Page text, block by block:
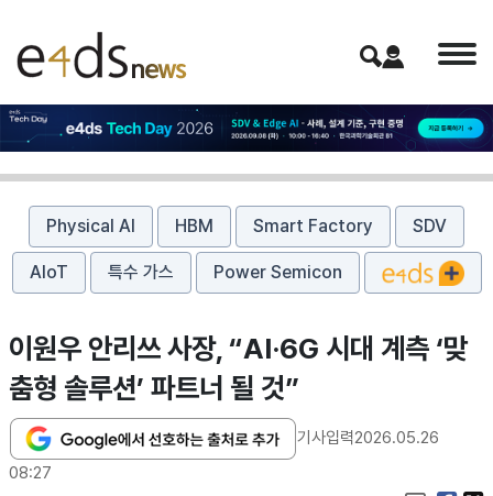
Physical AI HBM Smart Factory SDV
AIoT 특수 가스 Power Semicon
이원우 안리쓰 사장, “AI·6G 시대 계측 ‘맞
춤형 솔루션’ 파트너 될 것”
기사입력2026.05.26
08:27